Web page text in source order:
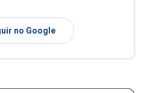
no Google